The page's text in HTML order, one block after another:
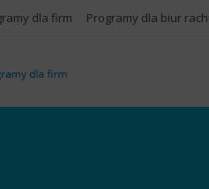
dla firm Programy dla biur